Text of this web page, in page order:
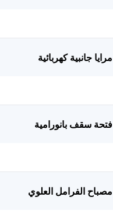
مرايا جانبية كهربائية
فتحة سقف بانورامية
مصباح الفرامل العلوي